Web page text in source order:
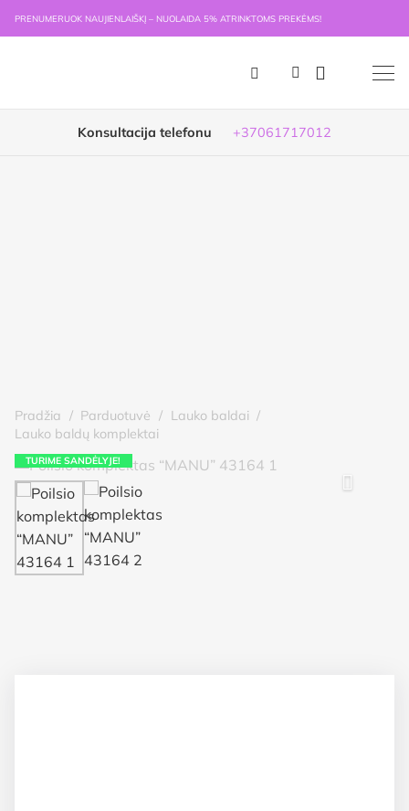
PRENUMERUOK NAUJIENLAIŠKĮ – NUOLAIDA 5% ATRINKTOMS PREKĖMS!
Konsultacija telefonu +37061717012
Pradžia / Parduotuvė / Lauko baldai /
Lauko baldų komplektai
TURIME SANDĖLYJE!